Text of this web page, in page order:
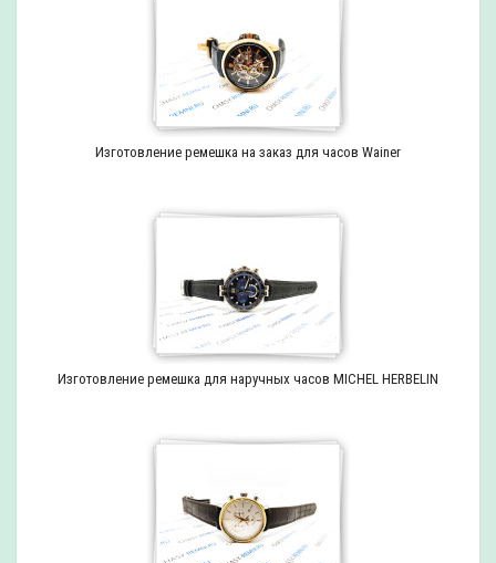
Изготовление ремешка на заказ для часов Wainer
Изготовление ремешка для наручных часов MICHEL HERBELIN